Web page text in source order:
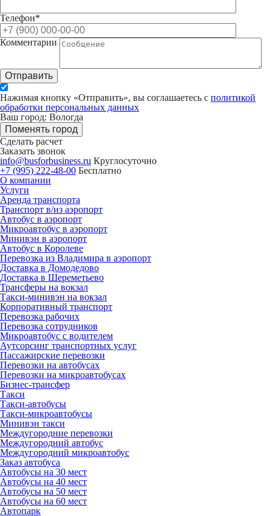
Телефон*
Комментарии
Отправить
Нажимая кнопку «Отправить», вы соглашаетесь с политикой
обработки персональных данных
Ваш город: Вологда
Поменять город
Сделать расчет
Заказать звонок
info@busforbusiness.ru Круглосуточно
+7 (995) 222-48-00 Бесплатно
О компании
Услуги
Аренда транспорта
Транспорт в/из аэропорт
Автобус в аэропорт
Микроавтобус в аэропорт
Минивэн в аэропорт
Автобус в Королеве
Перевозка из Владимира в аэропорт
Доставка в Домодедово
Доставка в Шереметьево
Трансферы на вокзал
Такси-минивэн на вокзал
Корпоративный транспорт
Перевозка рабочих
Перевозка сотрудников
Микроавтобус с водителем
Аутсорсинг транспортных услуг
Пассажирские перевозки
Перевозки на автобусах
Перевозки на микроавтобусах
Бизнес-трансфер
Такси
Такси-автобусы
Такси-микроавтобусы
Минивэн такси
Междугородние перевозки
Междугородний автобус
Междугородний микроавтобус
Заказ автобуса
Автобусы на 30 мест
Автобусы на 40 мест
Автобусы на 50 мест
Автобусы на 60 мест
Автопарк